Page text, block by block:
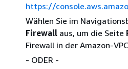
https://
Wählen Sie im
Firewall aus, um die Seite
Firewall in der Amazon-
- ODER -